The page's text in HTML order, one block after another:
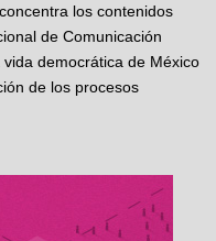
los contenidos
de Comunicación
democrática de México
de los procesos